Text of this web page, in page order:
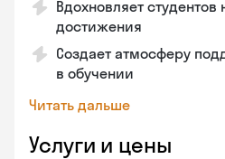
Вдохновляет
достижения
Создает атмосферу
в обучении
Читать дальше
Услуги и цены